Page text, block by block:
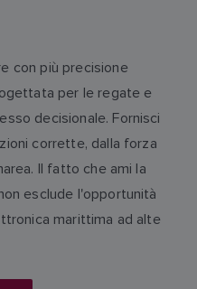
con più precisione
per le regate e
decisionale. Fornisci
corrette, dalla forza
Il fatto che ami la
esclude l'opportunità
marittima ad alte